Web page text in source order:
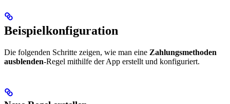
Beispielkonfiguration
Die folgenden Schritte zeigen, wie man eine Zahlungsmethoden
ausblenden-Regel mithilfe der App erstellt und konfiguriert.